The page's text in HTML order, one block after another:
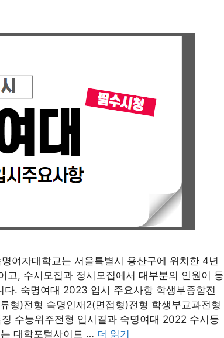
여자대학교는 서울특별시 용산구에 위치한 4년
고, 수시모집과 정시모집에서 대부분의 인원이 등
. 숙명여대 2023 입시 주요사항 학생부종합전
형)전형 숙명인재2(면접형)전형 학생부교과전형
수능위주전형 입시결과 숙명여대 2022 수시등
대학포털사이트 … 더 읽기